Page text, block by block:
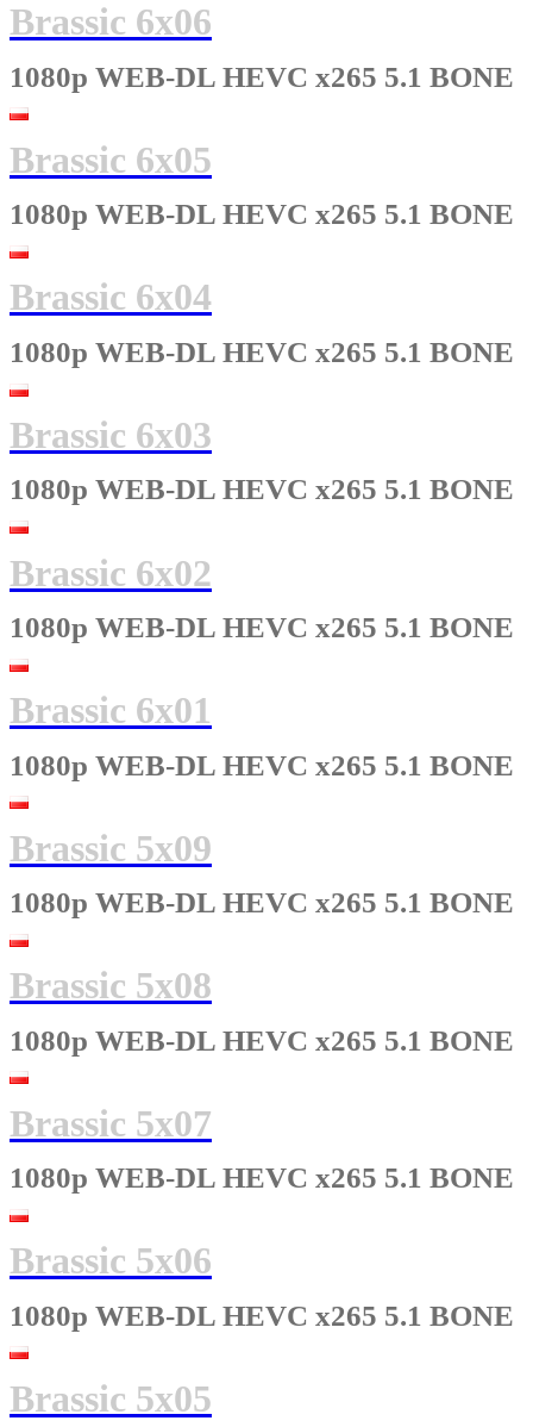
Brassic 6x06
1080p WEB-DL HEVC x265 5.1 BONE
Brassic 6x05
1080p WEB-DL HEVC x265 5.1 BONE
Brassic 6x04
1080p WEB-DL HEVC x265 5.1 BONE
Brassic 6x03
1080p WEB-DL HEVC x265 5.1 BONE
Brassic 6x02
1080p WEB-DL HEVC x265 5.1 BONE
Brassic 6x01
1080p WEB-DL HEVC x265 5.1 BONE
Brassic 5x09
1080p WEB-DL HEVC x265 5.1 BONE
Brassic 5x08
1080p WEB-DL HEVC x265 5.1 BONE
Brassic 5x07
1080p WEB-DL HEVC x265 5.1 BONE
Brassic 5x06
1080p WEB-DL HEVC x265 5.1 BONE
Brassic 5x05